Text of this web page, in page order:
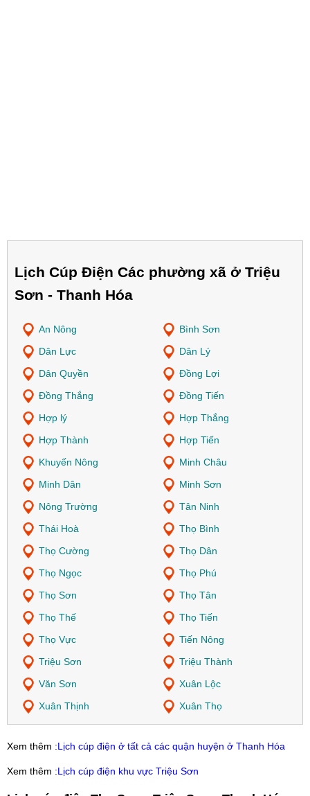
Lịch Cúp Điện Các phường xã ở Triệu
Sơn - Thanh Hóa
An Nông
Bình Sơn
Dân Lực
Dân Lý
Dân Quyền
Đồng Lợi
Đồng Thắng
Đồng Tiến
Hợp lý
Hợp Thắng
Hợp Thành
Hợp Tiến
Khuyến Nông
Minh Châu
Minh Dân
Minh Sơn
Nông Trường
Tân Ninh
Thái Hoà
Thọ Bình
Thọ Cường
Thọ Dân
Thọ Ngọc
Thọ Phú
Thọ Sơn
Thọ Tân
Thọ Thế
Thọ Tiến
Thọ Vực
Tiến Nông
Triệu Sơn
Triệu Thành
Văn Sơn
Xuân Lộc
Xuân Thịnh
Xuân Thọ
Xem thêm :Lịch cúp điện ở tất cả các quận huyện ở Thanh Hóa
Xem thêm :Lịch cúp điện khu vực Triệu Sơn